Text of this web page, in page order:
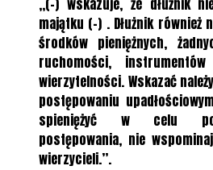
„(-) wskazuje, że dłużnik
majątku (-) . Dłużnik również
środków pieniężnych,
ruchomości,
wierzytelności. Wskazać
postępowaniu
spieniężyć w celu
postępowania, nie
wierzycieli.”.